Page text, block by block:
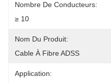
Nombre De Conducteurs:
≥ 10
Nom Du Produit:
Cable À Fibre ADSS
Application: